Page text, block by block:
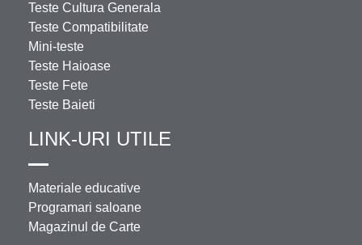
Teste Cultura Generala
Teste Compatibilitate
Mini-teste
Teste Haioase
Teste Fete
Teste Baieti
LINK-URI UTILE
Materiale educative
Programari saloane
Magazinul de Carte